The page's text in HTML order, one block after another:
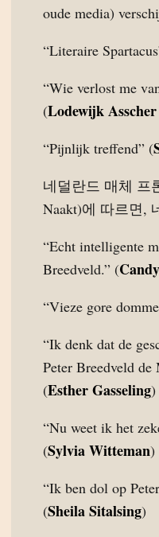
oude media)
“Literaire
“Wie verlost me
(Lodewijk Asscher
“Pijnlijk treffend” (
네덜란드 매체 프
Naakt)에 따르면,
“Echt intelligente
Breedveld.” (
“Vieze gore
“Ik denk dat de
Peter Breedveld
(Esther Gasseling)
“Nu weet ik het
(Sylvia Witteman)
“Ik ben dol op
(Sheila Sitalsing)